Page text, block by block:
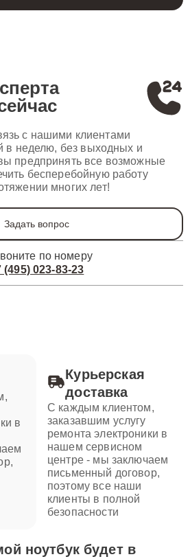
с нашими клиентами
в неделю, без выходных и
предпринять все возможные
бесперебойную работу
многих лет!
Задать вопрос
по номеру
(495) 023-83-23
в
Курьерская
доставка
С каждым клиентом,
заказавшим услугу
ремонта электроники в
нашем сервисном
центре - мы заключаем
письменный договор,
поэтому все наши
клиенты в полной
безопасности
ноутбук будет в